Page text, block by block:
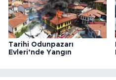
Tarihi Odunpazarı
Evleri’nde Yangın